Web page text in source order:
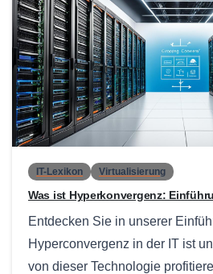
IT-Lexikon Virtualisierung
Was ist Hyperkonvergenz:
Entdecken Sie in unserer
Hyperconvergenz in der IT ist
von dieser Technologie